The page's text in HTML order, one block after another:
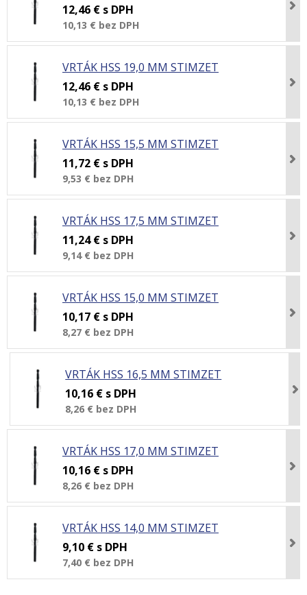
12,46 € s DPH
10,13 € bez DPH
VRTÁK HSS 19,0 MM STIMZET
12,46 € s DPH
10,13 € bez DPH
VRTÁK HSS 15,5 MM STIMZET
11,72 € s DPH
9,53 € bez DPH
VRTÁK HSS 17,5 MM STIMZET
11,24 € s DPH
9,14 € bez DPH
VRTÁK HSS 15,0 MM STIMZET
10,17 € s DPH
8,27 € bez DPH
VRTÁK HSS 16,5 MM STIMZET
10,16 € s DPH
8,26 € bez DPH
VRTÁK HSS 17,0 MM STIMZET
10,16 € s DPH
8,26 € bez DPH
VRTÁK HSS 14,0 MM STIMZET
9,10 € s DPH
7,40 € bez DPH